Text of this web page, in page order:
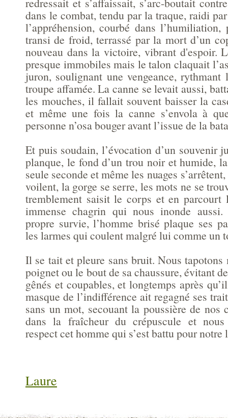
dans le combat, tendu par la traque, raidi
l’appréhension, courbé dans
transi de froid, terrassé par la mort d’un
nouveau dans la victoire, vibrant d'espoir.
presque immobiles mais le talon claquait
juron, soulignant une vengeance, rythmant
troupe affamée. La canne se levait aussi,
les mouches, il fallait souvent baisser la
et même une fois la canne s’envola à
personne n’osa bouger avant l’issue de la
Et puis soudain, l’évocation d’un souvenir
planque, le fond d’un trou noir et humide,
seule seconde et même les nuages
voilent, la gorge se serre, les mots ne se
tremblement saisit le corps et en parcourt
immense chagrin qui nous inonde aussi.
propre survie, l’homme brisé plaque ses
les larmes qui coulent malgré lui comme un
Il se tait et pleure sans bruit. Nous tapotons
poignet ou le bout de sa chaussure, évitant
gênés et coupables, et longtemps après
masque de l’indifférence ait regagné ses
sans un mot, secouant la poussière de nos
dans la fraîcheur du crépuscule et nous
respect cet homme qui s’est battu pour notre
Laure